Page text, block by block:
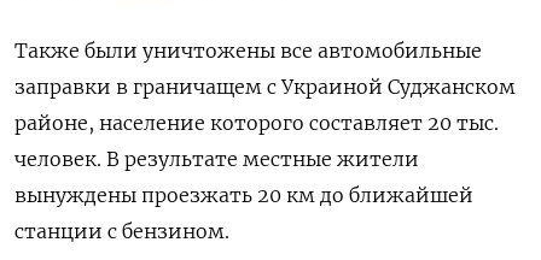
Также были уничтожены все автомобильные
заправки в граничащем с Украиной Суджанском
районе, население которого составляет 20 тыс.
человек. В результате местные жители
вынуждены проезжать 20 км до ближайшей
станции с бензином.